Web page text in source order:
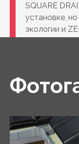
SQUARE
установке,
экологии и